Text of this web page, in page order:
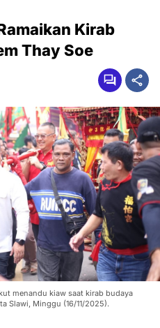
Kirab
Thay Soe
menandu kiaw saat kirab budaya
Slawi, Minggu (16/11/2025).